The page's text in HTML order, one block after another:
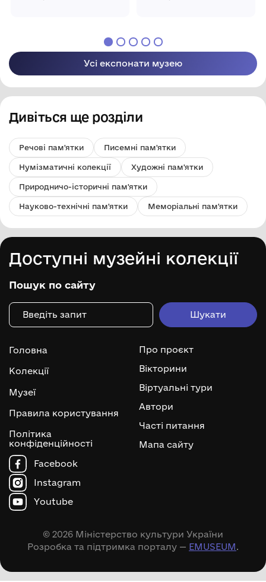
Усі експонати музею
Дивіться ще розділи
Речові пам'ятки Писемні пам'ятки
Нумізматичні колекції Художні пам'ятки
Природничо-історичні пам'ятки
Науково-технічні пам'ятки Меморіальні пам'ятки
Доступні музейні колекції
Пошук по сайту
Головна
Колекції
Музеї
Правила користування
Політика
конфіденційності
Про проєкт
Вікторини
Віртуальні тури
Автори
Часті питання
Мапа сайту
Facebook
Instagram
Youtube
© 2026 Міністерство культури України
Розробка та підтримка порталу — EMUSEUM.